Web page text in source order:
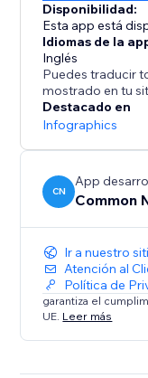
Disponibilidad:
Esta app está
Idiomas de la
Inglés
Puedes traducir
mostrado en tu
Destacado en
Infographics
CN
App
Common
Ir a nuestro
Atención al
Política de
garantiza el
UE. Leer más